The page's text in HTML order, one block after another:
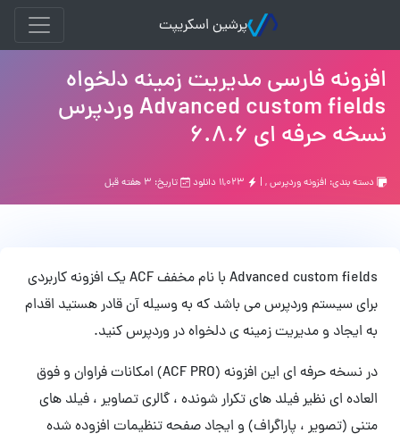
پرشین اسکریپت
افزونه فارسی مدیریت زمینه دلخواه
Advanced custom fields وردپرس
نسخه حرفه ای 6.8.6
دسته بندی: افزونه وردپرس, | تاریخ: ۳ هفته قبل
Advanced custom fields با نام مخفف ACF یک افزونه کاربردی
برای سیستم وردپرس می باشد که به وسیله آن قادر هستید اقدام
به ایجاد و مدیریت زمینه ی دلخواه در وردپرس کنید.
در نسخه حرفه ای این افزونه (ACF PRO) امکانات فراوان و فوق
العاده ای نظیر فیلد های تکرار شونده ، گالری تصاویر ، فیلد های
متنی (تصویر ، پاراگراف) و ایجاد صفحه تنظیمات افزوده شده